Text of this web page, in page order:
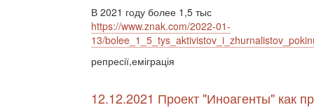
В 2021 году более 1,5 тыс
https://www.znak.com/2022-01-
13/
репресії,еміграція
12.12.2021 Проект "Иноагенты" как